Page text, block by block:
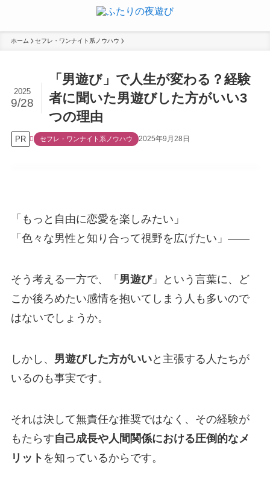
ホーム セフレ・ワンナイト系ノウハウ
「男遊び」で人生が変わる？経験
者に聞いた男遊びした方がいい3
つの理由
2025
9/28
PR セフレ・ワンナイト系ノウハウ 2025年9月28日
「もっと自由に恋愛を楽しみたい」
「色々な男性と知り合って視野を広げたい」——
そう考える一方で、「 男遊び」という言葉に、ど
こか後ろめたい感情を抱いてしまう人も多いので
はないでしょうか。
しかし、 男遊びした方がいいと主張する人たちが
いるのも事実です。
それは決して無責任な推奨ではなく、その経験が
もたらす自己成長や人間関係における圧倒的なメ
リット を知っているからです。